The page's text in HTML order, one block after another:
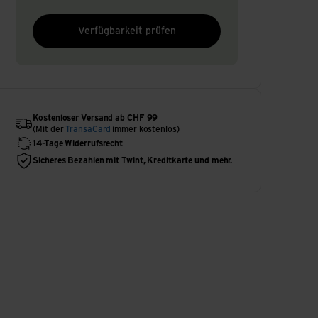
Verfügbarkeit prüfen
Kostenloser Versand ab CHF 99
(Mit derTransaCard immer kostenlos)
14-Tage Widerrufsrecht
Sicheres Bezahlen mit Twint, Kreditkarte und mehr.